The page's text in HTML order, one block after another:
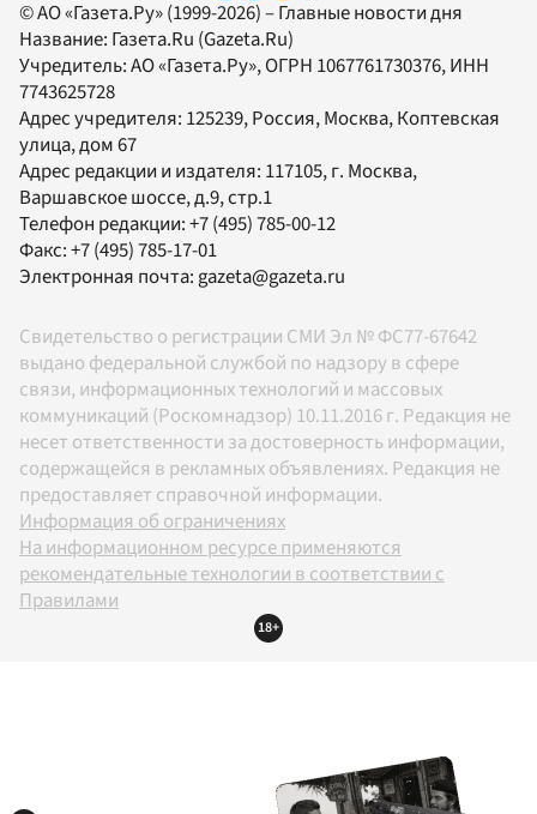
© АО «Газета.Ру» (1999-2026) – Главные новости дня
Название: Газета.Ru (Gazeta.Ru)
Учредитель:АО «Газета.Ру», ОГРН 1067761730376, ИНН
7743625728
Адрес учредителя: 125239, Россия, Москва, Коптевская
улица, дом 67
Адрес редакции и издателя: 117105, г. Москва,
Варшавское шоссе, д.9, стр.1
Телефон редакции:+7 (495) 785-00-12
Факс:+7 (495) 785-17-01
Электронная почта: gazeta@gazeta.ru
Свидетельство о регистрации СМИ Эл № ФС77-67642
выдано федеральной службой по надзору в сфере
связи, информационных технологий и массовых
коммуникаций (Роскомнадзор) 10.11.2016 г. Редакция не
несет ответственности за достоверность информации,
содержащейся в рекламных объявлениях. Редакция не
предоставляет справочной информации.
Информация об ограничениях
На информационном ресурсе применяются
рекомендательные технологии в соответствии с
Правилами
18+